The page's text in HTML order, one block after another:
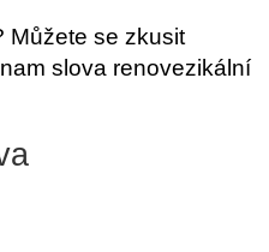
Můžete se zkusit
slova renovezikální